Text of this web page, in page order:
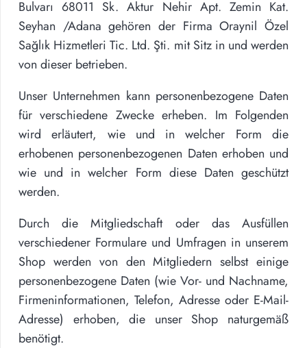
Bulvarı 68011 Sk. Aktur Nehir Apt. Zemin Kat.
Seyhan /Adana gehören der FirmaOraynil Özel
Sağlık Hizmetleri Tic. Ltd. Şti. mit Sitz in und werden
von dieser betrieben.
Unser Unternehmen kann personenbezogene Daten
für verschiedene Zwecke erheben. Im Folgenden
wird erläutert, wie und in welcher Form die
erhobenen personenbezogenen Daten erhoben und
wie und in welcher Form diese Daten geschützt
werden.
Durch die Mitgliedschaft oder das Ausfüllen
verschiedener Formulare und Umfragen in unserem
Shop werden von den Mitgliedern selbst einige
personenbezogene Daten (wie Vor- und Nachname,
Firmeninformationen, Telefon, Adresse oder E-Mail-
Adresse) erhoben, die unser Shop naturgemäß
benötigt.